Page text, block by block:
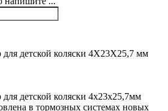
детской коляски 4Х23Х25,7 мм
детской коляски 4х23х25,7мм
в тормозных системах новых